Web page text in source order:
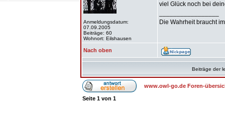
Anmeldungsdatum:
07.09.2005
Beiträge: 60
Wohnort: Eilshausen
viel Glück noch bei
Die Wahrheit braucht
Nach oben
Beiträge der
www.owl-go.de Foren-
Seite 1 von 1